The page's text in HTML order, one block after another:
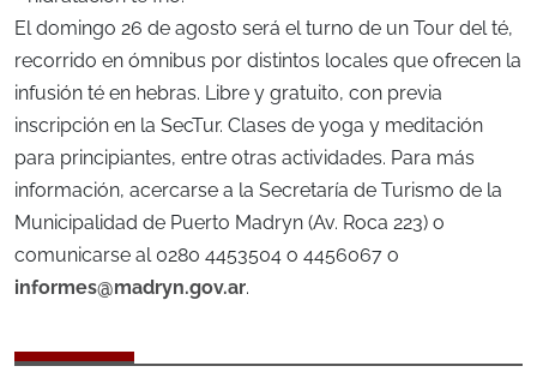
El domingo 26 de agosto será el turno de un Tour del té,
recorrido en ómnibus por distintos locales que ofrecen la
infusión té en hebras. Libre y gratuito, con previa
inscripción en la SecTur. Clases de yoga y meditación
para principiantes, entre otras actividades. Para más
información, acercarse a la Secretaría de Turismo de la
Municipalidad de Puerto Madryn (Av. Roca 223) o
comunicarse al 0280 4453504 o 4456067 o
informes@madryn.gov.ar.